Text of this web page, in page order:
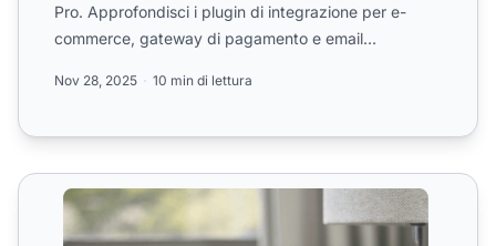
Pro. Approfondisci i plugin di integrazione per e-
commerce, gateway di pagamento e email
Nov 28, 2025 10 min di lettura
Integrazioni